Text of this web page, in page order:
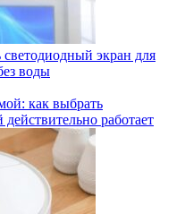
экран для
воды
как выбрать
работает